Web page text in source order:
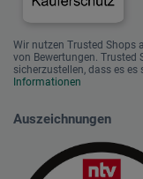
Wir nutzen Trusted Shops
von Bewertungen. Trusted
sicherzustellen, dass es
Informationen
Auszeichnungen